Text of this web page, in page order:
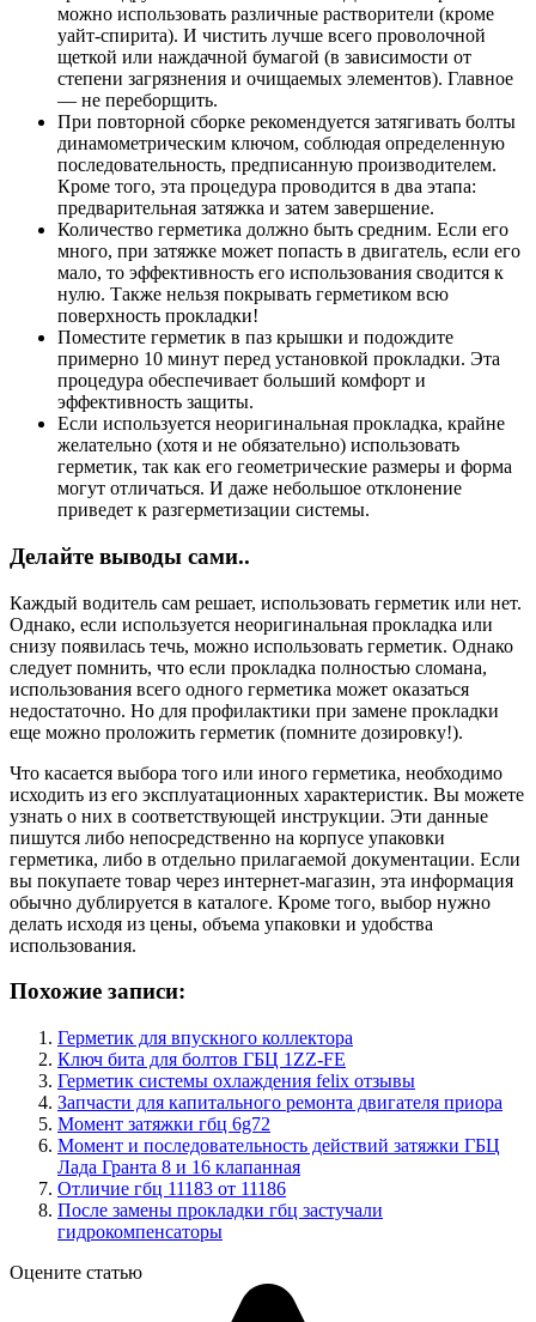
можно использовать различные растворители (кроме
уайт-спирита). И чистить лучше всего проволочной
щеткой или наждачной бумагой (в зависимости от
степени загрязнения и очищаемых элементов). Главное
— не переборщить.
При повторной сборке рекомендуется затягивать болты
динамометрическим ключом, соблюдая определенную
последовательность, предписанную производителем.
Кроме того, эта процедура проводится в два этапа:
предварительная затяжка и затем завершение.
Количество герметика должно быть средним. Если его
много, при затяжке может попасть в двигатель, если его
мало, то эффективность его использования сводится к
нулю. Также нельзя покрывать герметиком всю
поверхность прокладки!
Поместите герметик в паз крышки и подождите
примерно 10 минут перед установкой прокладки. Эта
процедура обеспечивает больший комфорт и
эффективность защиты.
Если используется неоригинальная прокладка, крайне
желательно (хотя и не обязательно) использовать
герметик, так как его геометрические размеры и форма
могут отличаться. И даже небольшое отклонение
приведет к разгерметизации системы.
Делайте выводы сами..
Каждый водитель сам решает, использовать герметик или нет.
Однако, если используется неоригинальная прокладка или
снизу появилась течь, можно использовать герметик. Однако
следует помнить, что если прокладка полностью сломана,
использования всего одного герметика может оказаться
недостаточно. Но для профилактики при замене прокладки
еще можно проложить герметик (помните дозировку!).
Что касается выбора того или иного герметика, необходимо
исходить из его эксплуатационных характеристик. Вы можете
узнать о них в соответствующей инструкции. Эти данные
пишутся либо непосредственно на корпусе упаковки
герметика, либо в отдельно прилагаемой документации. Если
вы покупаете товар через интернет-магазин, эта информация
обычно дублируется в каталоге. Кроме того, выбор нужно
делать исходя из цены, объема упаковки и удобства
использования.
Похожие записи:
Герметик для впускного коллектора
Ключ бита для болтов ГБЦ 1ZZ-FE
Герметик системы охлаждения felix отзывы
Запчасти для капитального ремонта двигателя приора
Момент затяжки гбц 6g72
Момент и последовательность действий затяжки ГБЦ
Лада Гранта 8 и 16 клапанная
Отличие гбц 11183 от 11186
После замены прокладки гбц застучали
гидрокомпенсаторы
Оцените статью